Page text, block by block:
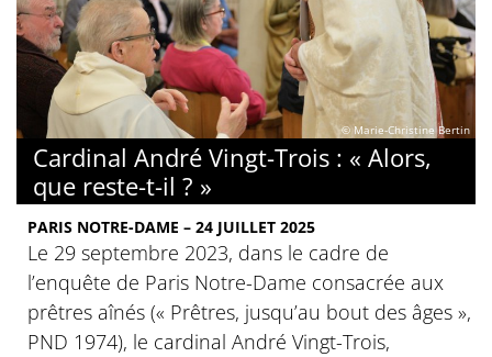
© Marie-Christine Bertin
Cardinal André Vingt-Trois : « Alors,
que reste-t-il ? »
PARIS NOTRE-DAME – 24 JUILLET 2025
Le 29 septembre 2023, dans le cadre de
l’enquête de Paris Notre-Dame consacrée aux
prêtres aînés (« Prêtres, jusqu’au bout des âges »,
PND 1974), le cardinal André Vingt-Trois,